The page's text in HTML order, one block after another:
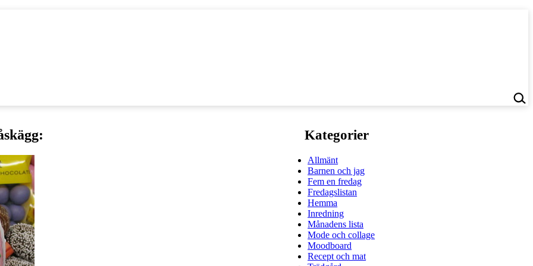
Kategorier
Allmänt
Barnen och jag
Fem en fredag
Fredagslistan
Hemma
Inredning
Månadens lista
Mode och collage
Moodboard
Recept och mat